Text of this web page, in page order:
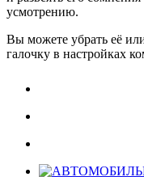
усмотрению.
Вы можете убрать её
галочку в настройках